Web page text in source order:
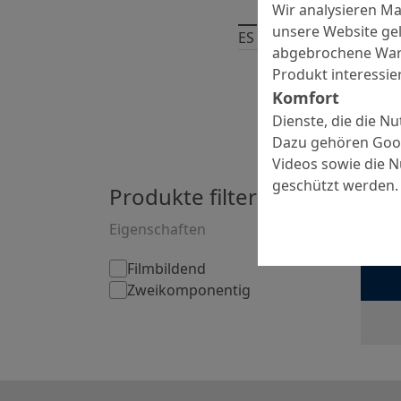
ES GIBT2PRODUKTE
Produkte filtern nach:
Eigenschaften
Filmbildend
Zweikomponentig
Wir analysieren
unsere Website
abgebrochene
Produkt
Komfort
Dienste, die die
Dazu gehören
Videos sowie die
geschützt werden.